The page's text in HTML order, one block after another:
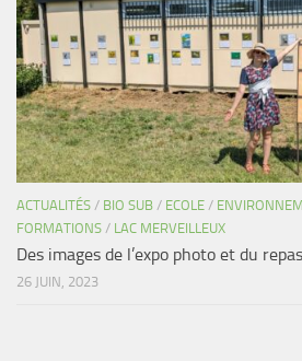
ACTUALITÉS / BIO SUB / ECOLE /
FORMATIONS / LAC MERVEILLEUX
Des images de l’expo photo et du
26 JUIN, 2023